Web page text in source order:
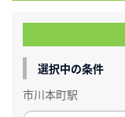
選択中の条件
市川本町駅